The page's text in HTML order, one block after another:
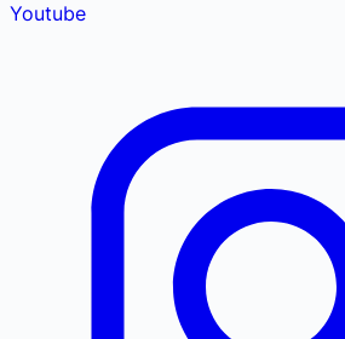
Youtube